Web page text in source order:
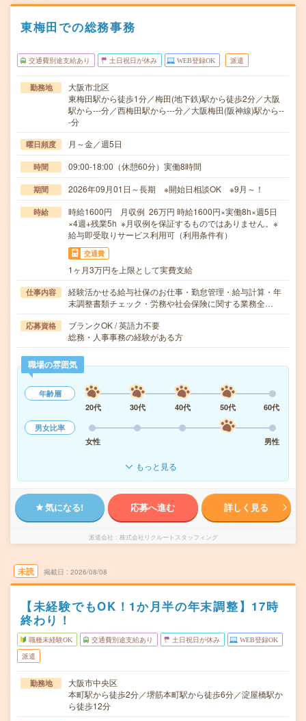
東梅田での総務事務
交通費別途支給あり 土日祝日が休み WEB登録OK 派遣
勤務地
大阪市北区
東梅田駅から徒歩1分／梅田(地下鉄)駅から徒歩2分／大阪
駅から---分／西梅田駅から---分／大阪梅田(阪神線)駅から--
-分
曜日頻度 月～金／週5日
時間 09:00-18:00（休憩60分）実働8時間
期間 2026年09月01日～長期 ※開始日相談OK ※9月～！
時給
時給1600円 月収例 26万円 時給1600円×実働8h×週5日
×4週+残業5h ※月収例を保証するものではありません。※
給与即受取りサービス利用可（利用条件有）
交通費
1ヶ月3万円を上限として実費支給
仕事内容
経験活かせる給与社保のお仕事・勤怠管理・給与計算・年
末調整書類チェック・労務や社会保険に関する業務全…
応募資格
ブランクOK / 英語力不要
総務・人事事務の経験がある方
職場の雰囲気
年齢層
20代
30代 40代 50代
60代
男女比率
女性
男性
もっと見る
気になる! 応募へ進む 詳しく見る
派遣会社 株式会社リクルートスタッフィング
未読 掲載日 2026/08/08
【未経験でもOK！1か月半の年末調整】17時
終わり！
職種未経験OK 交通費別途支給あり 土日祝日が休み WEB登録OK
派遣
勤務地
大阪市中央区
本町駅から徒歩2分／堺筋本町駅から徒歩6分／淀屋橋駅か
ら徒歩12分